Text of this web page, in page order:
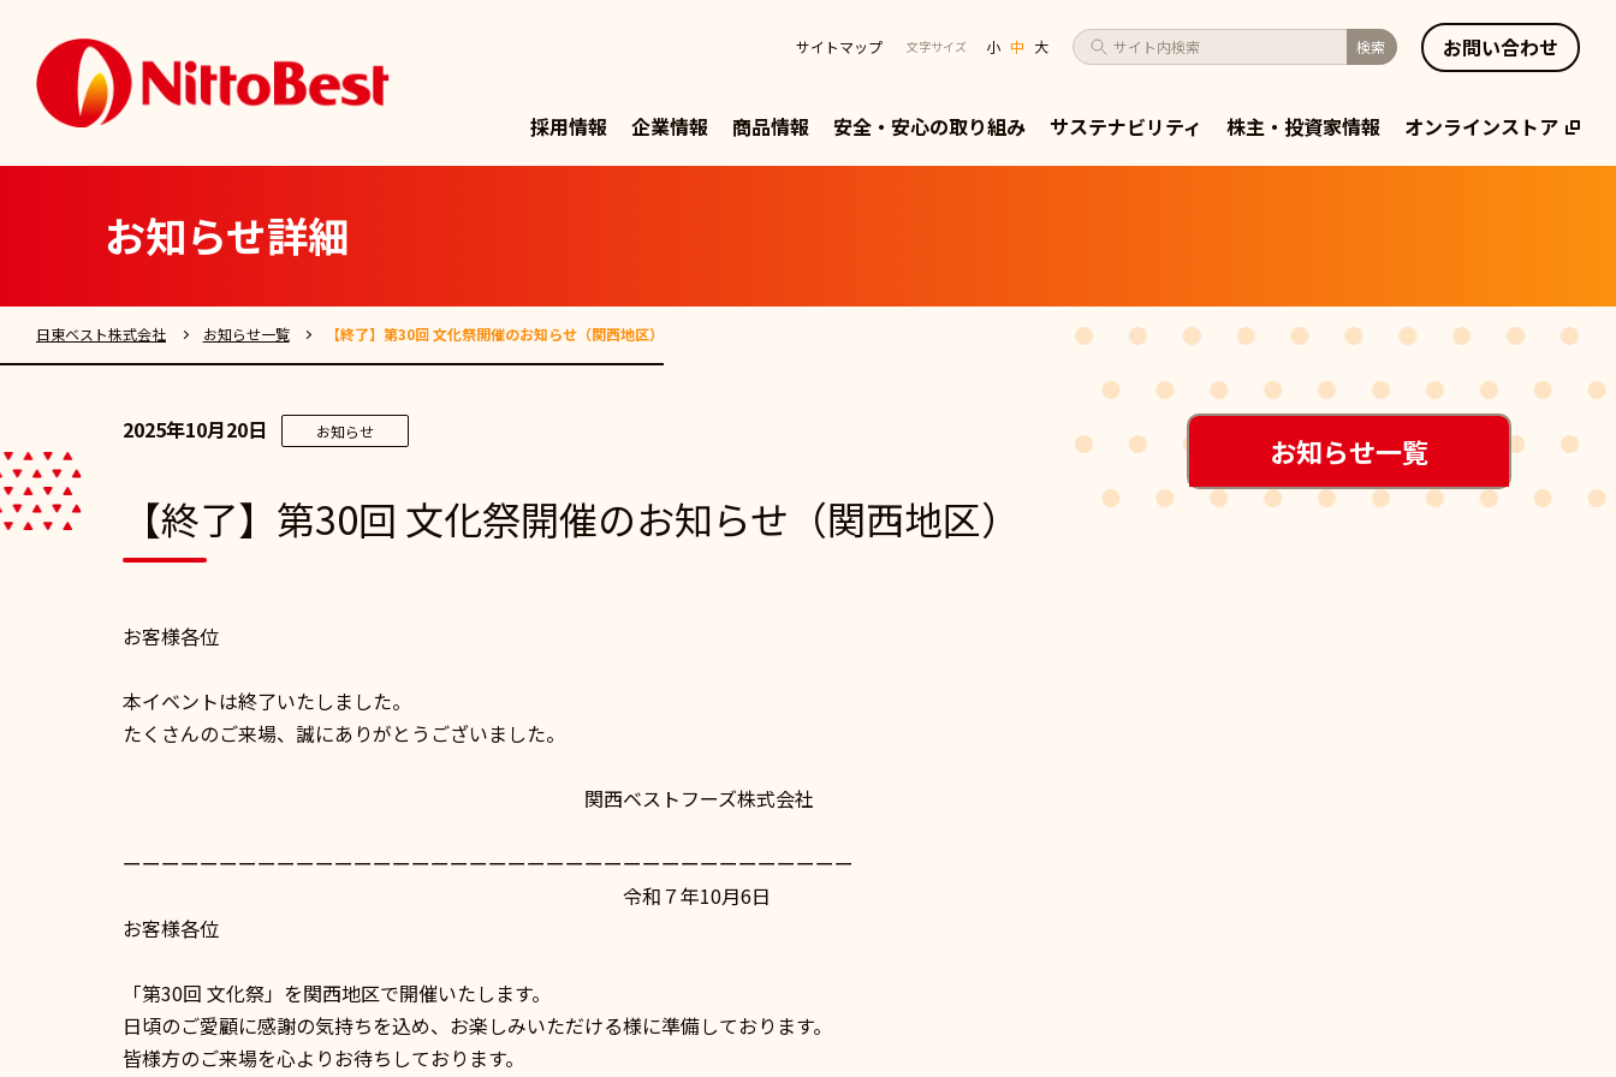
サイトマップ 文字サイズ 小 中 大 サイト内検索 検索 お問い合わせ
採用情報 企業情報 商品情報 安全・安心の取り組み サステナビリティ 株主・投資家情報 オンラインストア
お知らせ詳細
日東ベスト株式会社 お知らせ一覧 【終了】第30回 文化祭開催のお知らせ（関西地区）
2025年10月20日 お知らせ
【終了】第30回 文化祭開催のお知らせ（関西地区）
お客様各位
本イベントは終了いたしました。
たくさんのご来場、誠にありがとうございました。
関西ベストフーズ株式会社
ーーーーーーーーーーーーーーーーーーーーーーーーーーーーーーーーーーーーーー
令和７年10月6日
お客様各位
「第30回 文化祭」を関西地区で開催いたします。
日頃のご愛顧に感謝の気持ちを込め、お楽しみいただける様に準備しております。
皆様方のご来場を心よりお待ちしております。
お知らせ一覧